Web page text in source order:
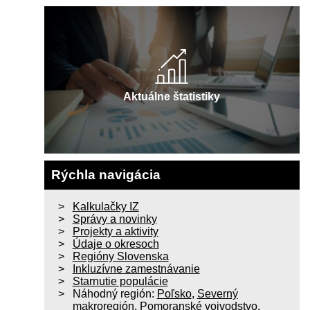
Aktuálne štatistiky
Rýchla navigácia
Kalkulačky IZ
Správy a novinky
Projekty a aktivity
Údaje o okresoch
Regióny Slovenska
Inkluzívne zamestnávanie
Starnutie populácie
Náhodný región: Poľsko, Severný
makroregión, Pomoranské vojvodstvo,